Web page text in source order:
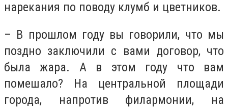
нарекания по поводу клумб и цветников.
– В прошлом году вы говорили, что мы
поздно заключили с вами договор, что
была жара. А в этом году что вам
помешало? На центральной площади
города, напротив филармонии, на